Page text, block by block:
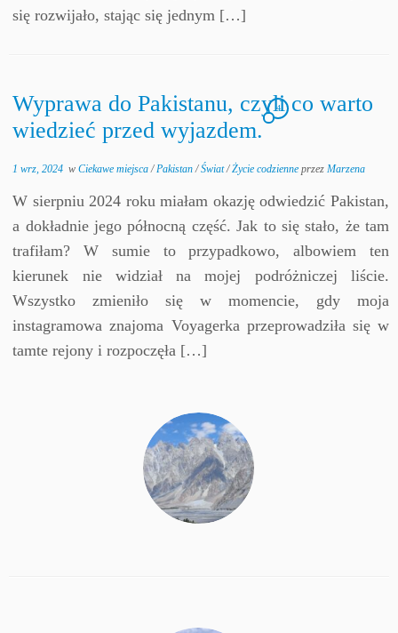
się rozwijało, stając się jednym […]
Wyprawa do Pakistanu, czyli co warto
wiedzieć przed wyjazdem.
4
1 wrz, 2024 wCiekawe miejsca/Pakistan/Świat/Życie codzienneprzezMarzena
W sierpniu 2024 roku miałam okazję odwiedzić Pakistan,
a dokładnie jego północną część. Jak to się stało, że tam
trafiłam? W sumie to przypadkowo, albowiem ten
kierunek nie widział na mojej podróżniczej liście.
Wszystko zmieniło się w momencie, gdy moja
instagramowa znajoma Voyagerka przeprowadziła się w
tamte rejony i rozpoczęła […]